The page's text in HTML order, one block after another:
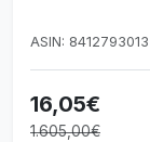
ASIN: 8412793013
16,05€
1.605,00€